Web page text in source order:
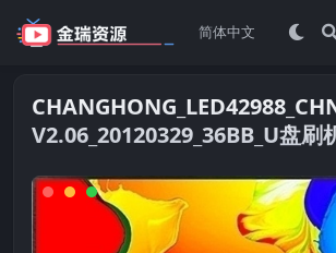
V2.06_20120329_36BB_U盘刷